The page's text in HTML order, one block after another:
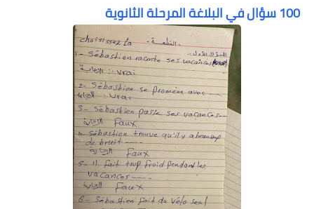
100 سؤال في البلاغة المرحلة الثانوية